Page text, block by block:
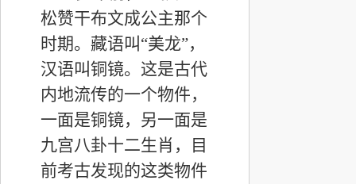
松赞干布文成公主那个
时期。藏语叫 “美龙”，
汉语叫铜镜。这是古代
内地流传的一个物件，
一面是铜镜，另一面是
九宫八卦十二生肖，目
前考古发现的这类物件